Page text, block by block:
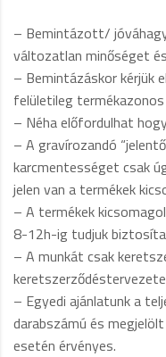
– Bemintázott/
változatlan minőséget
– Bemintázáskor kérjük
felületileg
– Néha előfordulhat
– A gravírozandó
karcmentességet csak
jelen van a termékek
– A termékek
8-12h-ig tudjuk
– A munkát csak
– Egyedi ajánlatunk a
darabszámú és
esetén érvényes.